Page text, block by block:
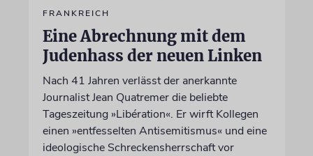
FRANKREICH
Eine Abrechnung mit dem
Judenhass der neuen Linken
Nach 41 Jahren verlässt der anerkannte
Journalist Jean Quatremer die beliebte
Tageszeitung »Libération«. Er wirft Kollegen
einen »entfesselten Antisemitismus« und eine
ideologische Schreckensherrschaft vor